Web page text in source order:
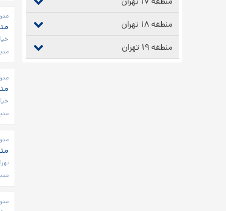
منطقه ۱۸ تهران
منطقه ۱۹ تهران